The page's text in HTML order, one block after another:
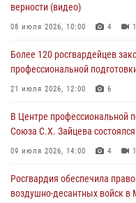
В столичном главке
боевому самбо. (видео)
Офицер Росгвардии стал
и рассказал о работе
верности (видео)
08 июля 2026, 10:00 4 1
Более 120 росгвардейцев
профессиональной
21 июля 2026, 12:00 6
В Центре профессиональной
Союза С.Х. Зайцева
09 июля 2026, 14:00 4 1
Росгвардия обеспечила
воздушно-десантных войск в